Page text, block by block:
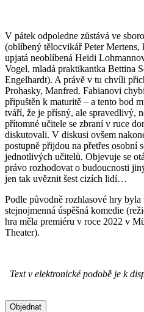
V pátek odpoledne zůstává ve
(oblíbený tělocvikář Peter
upjatá neoblíbená Heidi
Vogel, mladá praktikantka Bettina
Engelhardt). A právě v tu chvíli
Prohasky, Manfred. Fabianovi
připuštěn k maturitě – a tento bod
tváří, že je přísný, ale spravedlivý,
přítomné učitele se zbraní v ruce
diskutovali. V diskusi ovšem
postupně přijdou na přetřes osobní
jednotlivých učitelů. Objevuje se
právo rozhodovat o budoucnosti
jen tak uvěznit šest cizích lidí…
Podle původně rozhlasové hry byla
stejnojmenná úspěšná komedie
hra měla premiéru v roce 2022 v
Theater).
Text v elektronické podobě je k
Objednat